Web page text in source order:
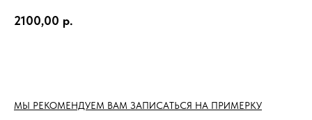
2100,00 р.
МЫ РЕКОМЕНДУЕМ ВАМ ЗАПИСАТЬСЯ НА ПРИМЕРКУ